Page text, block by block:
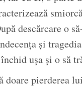
descărcare o
și
ușa și o să
doare pierderea